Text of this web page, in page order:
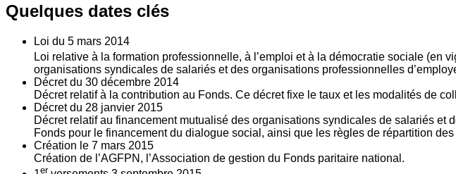
Quelques dates clés
Loi du 5 mars 2014
Loi relative à la formation professionnelle, à l’emploi et à la démocratie sociale (en
organisations syndicales de salariés et des organisations professionnelles
Décret du 30 décembre 2014
Décret relatif à la contribution au Fonds. Ce décret fixe le taux et les modalités de
Décret du 28 janvier 2015
Décret relatif au financement mutualisé des organisations syndicales de salariés et
Fonds pour le financement du dialogue social, ainsi que les règles de répartition des
Création le 7 mars 2015
Création de l’AGFPN, l’Association de gestion du Fonds paritaire national.
er